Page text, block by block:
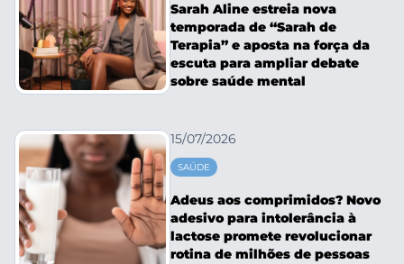
Sarah Aline estreia nova
temporada de “Sarah de
Terapia” e aposta na força da
escuta para ampliar debate
sobre saúde mental
15/07/2026
SAÚDE
Adeus aos comprimidos? Novo
adesivo para intolerância à
lactose promete revolucionar
rotina de milhões de pessoas